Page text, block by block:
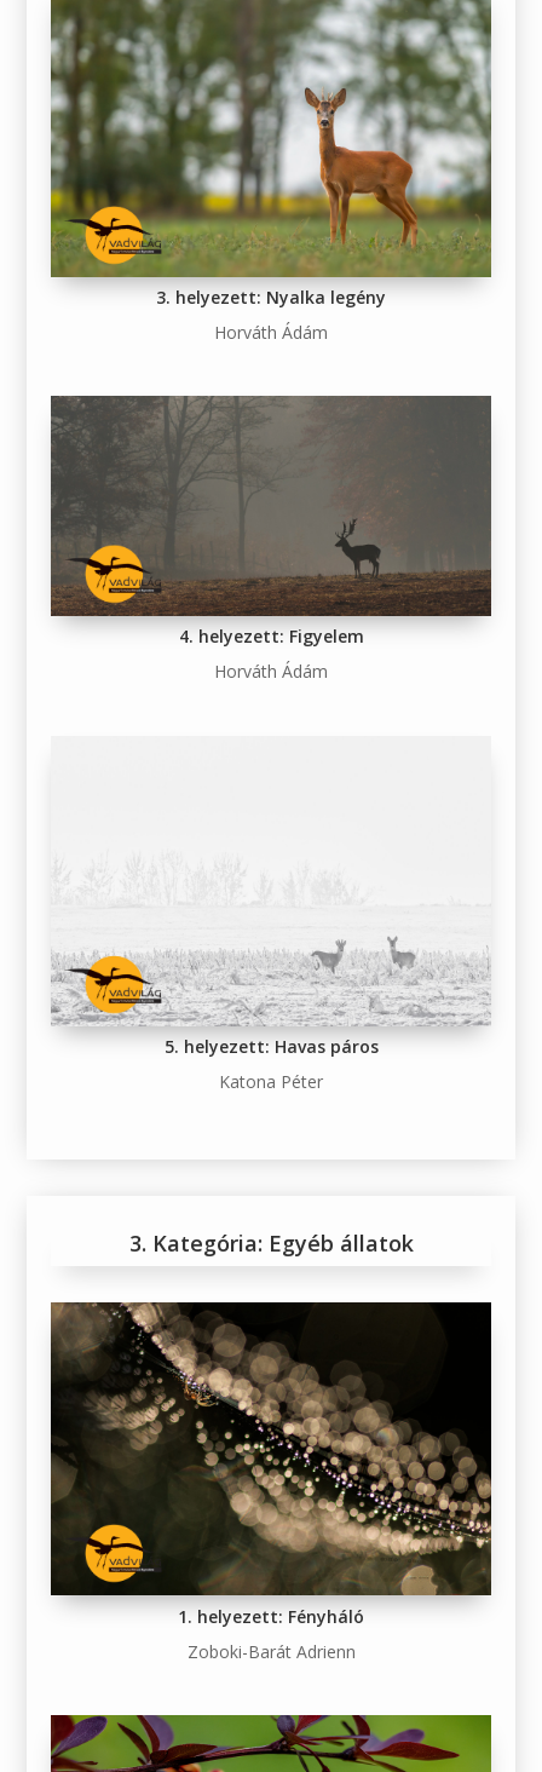
3. helyezett: Nyalka legény
Horváth Ádám
4. helyezett: Figyelem
Horváth Ádám
5. helyezett: Havas páros
Katona Péter
3. Kategória: Egyéb állatok
1. helyezett: Fényháló
Zoboki-Barát Adrienn